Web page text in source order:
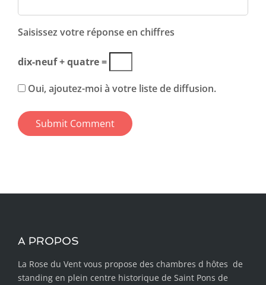
Saisissez votre réponse en chiffres
dix-neuf + quatre =
Oui, ajoutez-moi à votre liste de diffusion.
A PROPOS
La Rose du Vent vous propose des chambres d hôtes de
standing en plein centre historique de Saint Pons de